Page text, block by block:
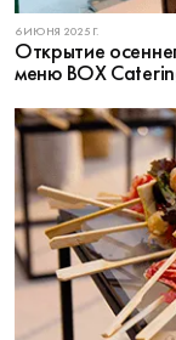
6 ИЮНЯ 2025 Г.
Открытие
меню BOX